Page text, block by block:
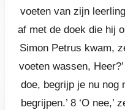
voeten van zijn
af met de doek die hij
Simon Petrus kwam,
voeten wassen,
doe, begrijp je nu nog
begrijpen.’ 8 ‘O